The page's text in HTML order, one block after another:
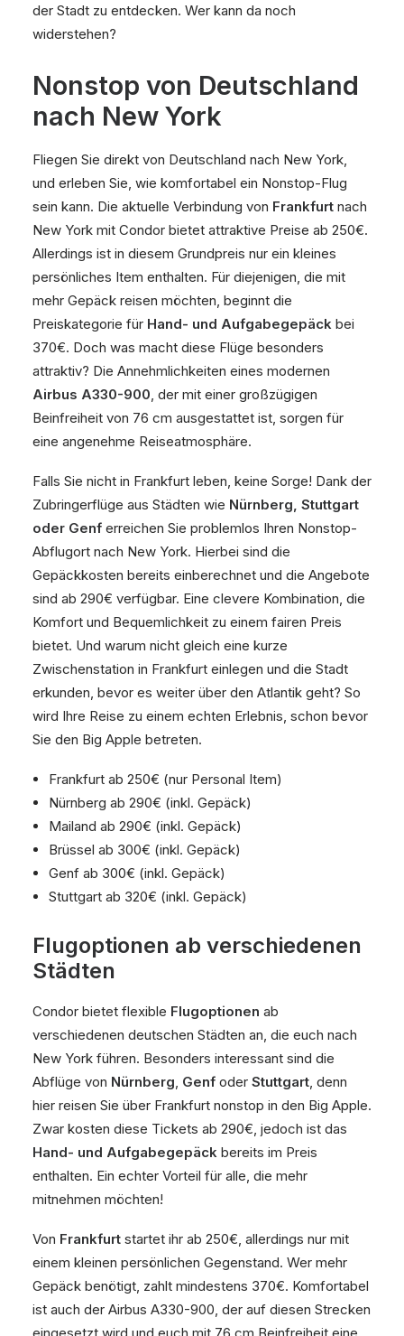
der Stadt zu entdecken. Wer kann da noch
widerstehen?
Nonstop von Deutschland
nach New York
Fliegen Sie direkt von Deutschland nach New York,
und erleben Sie, wie komfortabel ein Nonstop-Flug
sein kann. Die aktuelle Verbindung von Frankfurt nach
New York mit Condor bietet attraktive Preise ab 250€.
Allerdings ist in diesem Grundpreis nur ein kleines
persönliches Item enthalten. Für diejenigen, die mit
mehr Gepäck reisen möchten, beginnt die
Preiskategorie für Hand- und Aufgabegepäck bei
370€. Doch was macht diese Flüge besonders
attraktiv? Die Annehmlichkeiten eines modernen
Airbus A330-900, der mit einer großzügigen
Beinfreiheit von 76 cm ausgestattet ist, sorgen für
eine angenehme Reiseatmosphäre.
Falls Sie nicht in Frankfurt leben, keine Sorge! Dank der
Zubringerflüge aus Städten wie Nürnberg, Stuttgart
oder Genf erreichen Sie problemlos Ihren Nonstop-
Abflugort nach New York. Hierbei sind die
Gepäckkosten bereits einberechnet und die Angebote
sind ab 290€ verfügbar. Eine clevere Kombination, die
Komfort und Bequemlichkeit zu einem fairen Preis
bietet. Und warum nicht gleich eine kurze
Zwischenstation in Frankfurt einlegen und die Stadt
erkunden, bevor es weiter über den Atlantik geht? So
wird Ihre Reise zu einem echten Erlebnis, schon bevor
Sie den Big Apple betreten.
Frankfurt ab 250€ (nur Personal Item)
Nürnberg ab 290€ (inkl. Gepäck)
Mailand ab 290€ (inkl. Gepäck)
Brüssel ab 300€ (inkl. Gepäck)
Genf ab 300€ (inkl. Gepäck)
Stuttgart ab 320€ (inkl. Gepäck)
Flugoptionen ab verschiedenen
Städten
Condor bietet flexible Flugoptionen ab
verschiedenen deutschen Städten an, die euch nach
New York führen. Besonders interessant sind die
Abflüge von Nürnberg, Genf oder Stuttgart, denn
hier reisen Sie über Frankfurt nonstop in den Big Apple.
Zwar kosten diese Tickets ab 290€, jedoch ist das
Hand- und Aufgabegepäck bereits im Preis
enthalten. Ein echter Vorteil für alle, die mehr
mitnehmen möchten!
Von Frankfurt startet ihr ab 250€, allerdings nur mit
einem kleinen persönlichen Gegenstand. Wer mehr
Gepäck benötigt, zahlt mindestens 370€. Komfortabel
ist auch der Airbus A330-900, der auf diesen Strecken